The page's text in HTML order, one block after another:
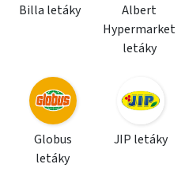
Billa letáky
Albert
Hypermarket
letáky
Globus
letáky
JIP letáky